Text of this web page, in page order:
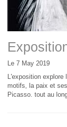
Le 7 May 2019
L'exposition explore
motifs, la paix et
Picasso. tout au